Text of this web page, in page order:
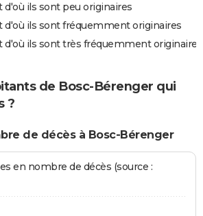
ils sont peu originaires
d'où ils sont fréquemment originaires
ils sont très fréquemment originaires
de Bosc-Bérenger qui
?
de décès à Bosc-Bérenger
en nombre de décès (source :